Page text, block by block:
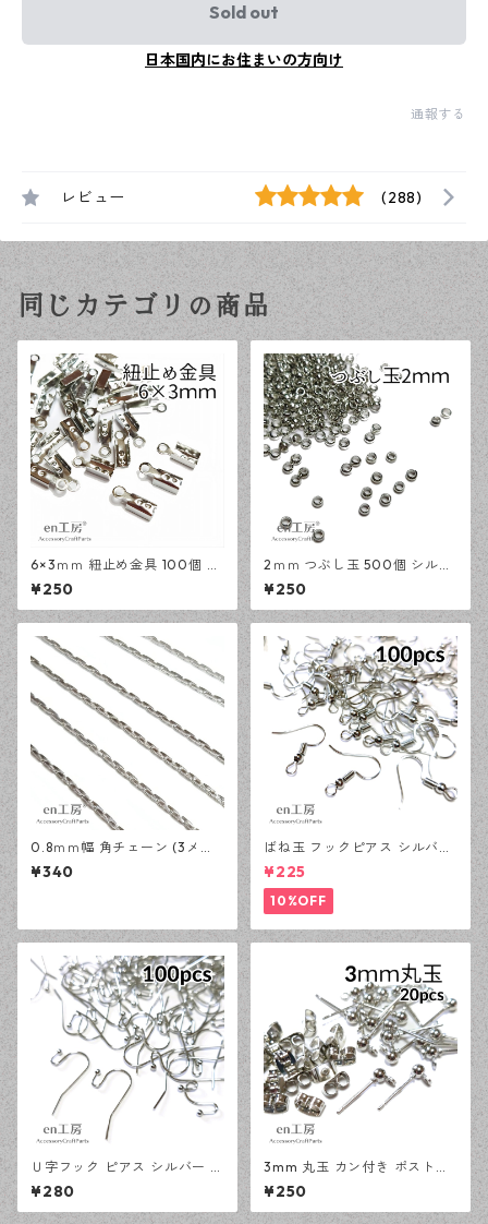
Sold out
日本国内にお住まいの方向け
通報する
レビュー (288)
同じカテゴリの商品
6×3ｍｍ 紐止め金具 100個 シ
ルバー カシメ アクセサリーパ
ーツ 基礎パーツ ハンドメイド
資材 【en工房】
¥250
2ｍｍ つぶし玉 500個 シルバ
ー かしめ玉 アクセサリーパー
ツ 基礎パーツ ハンドメイド資
材 【en工房】
¥250
0.8ｍｍ幅 角チェーン (3メー
トル) シルバー アクセサリー
パーツ 基礎パーツ ハンドメイ
¥340
ばね玉 フックピアス シルバー
100ピース 釣針型 大容量 プチ
プラパーツ 【en工房】
¥225
10%OFF
Ｕ字フック ピアス シルバー 1
00ピース 釣針型 大容量 プチ
プラパーツ 【en工房】
¥280
3mm 丸玉 カン付き ポストピ
アス シルバー 20ピース 金属
キャッチ ピアス 【en工房】
¥250